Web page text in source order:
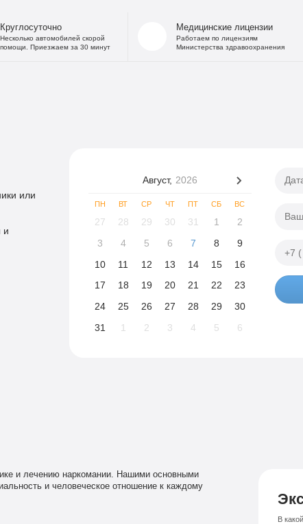
Круглосуточно
Несколько автомобилей скорой
помощи. Приезжаем за 30 минут
Медицинские лицензии
Работаем по лицензиям
Министерства здравоохранения
или
и
Август, 2026
ПН ВТ СР ЧТ ПТ СБ ВС
27 28 29 30 31 1
2
3
4 5 6 7 8
9
10
11 12 13 14 15
16
17
18 19 20 21 22
23
24
25 26 27 28 29
30
31
1 2 3 4 5 6
и лечению наркомании. Нашими основными
и человеческое отношение к каждому
В